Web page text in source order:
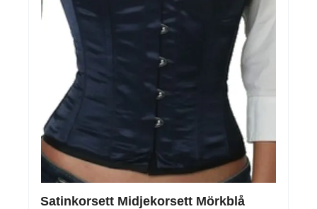
Satinkorsett Midjekorsett Mörkblå